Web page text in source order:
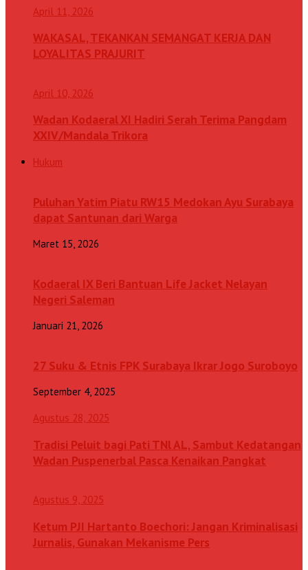
April 11, 2026
WAKASAL, TEKANKAN SEMANGAT KERJA DAN
LOYALITAS PRAJURIT
April 10, 2026
Wadan Kodaeral XI Hadiri Serah Terima Pangdam
XXIV/Mandala Trikora
Hukum
Puluhan Yatim Piatu RW15 Medokan Ayu Surabaya
dapat Santunan dari Warga
Maret 15, 2026
Kodaeral IX Beri Bantuan Life Jacket Nelayan
Negeri Saleman
Januari 21, 2026
27 Suku & Etnis FPK Surabaya Ikrar Jogo Suroboyo
September 4, 2025
Agustus 28, 2025
Tradisi Peluit bagi Pati TNl AL, Sambut Kedatangan
Wadan Puspenerbal Pasca Kenaikan Pangkat
Agustus 9, 2025
Ketum PJI Hartanto Boechori: Jangan Kriminalisasi
Jurnalis, Gunakan Mekanisme Pers